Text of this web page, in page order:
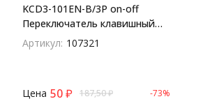
KCD3-101EN-B/3P on-off
Переключатель клавишный
(рокерный)
Артикул: 107321
Цена 50 ₽ 187,50₽ -73%